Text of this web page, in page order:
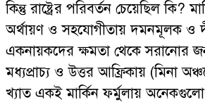
কিন্তু রাষ্ট্রের পরিবর্তন চেয়েছিল কি?
অর্থায়ণ ও সহযোগীতায় দমনমূলক ও
একনায়কদের ক্ষমতা থেকে সরানোর
মধ্যপ্রাচ্য ও উত্তর আফ্রিকায় (মিনা
খ্যাত একই মার্কিন ফর্মুলায়